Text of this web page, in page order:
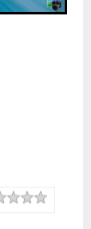
1 star
2 stars
3 stars
4 stars
5 stars